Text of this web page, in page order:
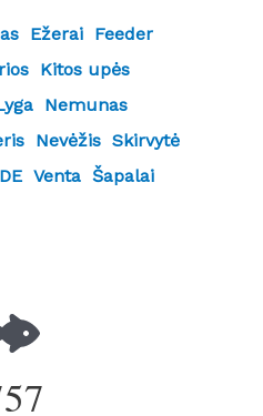
Ežerai Feeder
Kitos upės
Nemunas
Nevėžis Skirvytė
Venta Šapalai